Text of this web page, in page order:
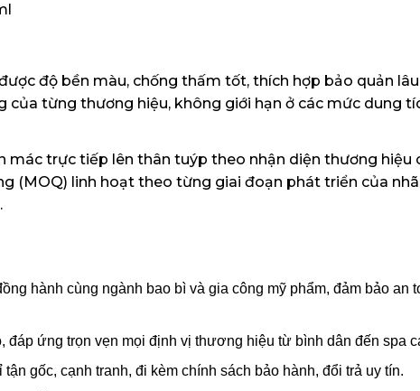
độ bền màu, chống thấm tốt, thích hợp bảo quản
từng thương hiệu, không giới hạn ở các mức dung
trực tiếp lên thân tuýp theo nhận diện thương hiệu
(MOQ) linh hoạt theo từng giai đoạn phát triển của
hành cùng ngành bao bì và gia công mỹ phẩm, đảm bảo an
đáp ứng trọn vẹn mọi định vị thương hiệu từ bình dân đến spa
gốc, cạnh tranh, đi kèm chính sách bảo hành, đổi trả uy tín.